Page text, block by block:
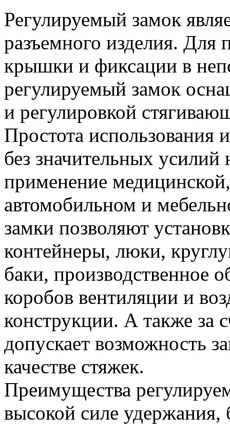
Регулируемый замок
разъемного изделия. Для
крышки и фиксации в
регулируемый замок
и регулировкой
Простота использования
без значительных усилий
применение
автомобильном и
замки позволяют
контейнеры, люки,
баки, производственное
коробов вентиляции и
конструкции. А также за
допускает возможность
качестве стяжек.
Преимущества
высокой силе удержания,